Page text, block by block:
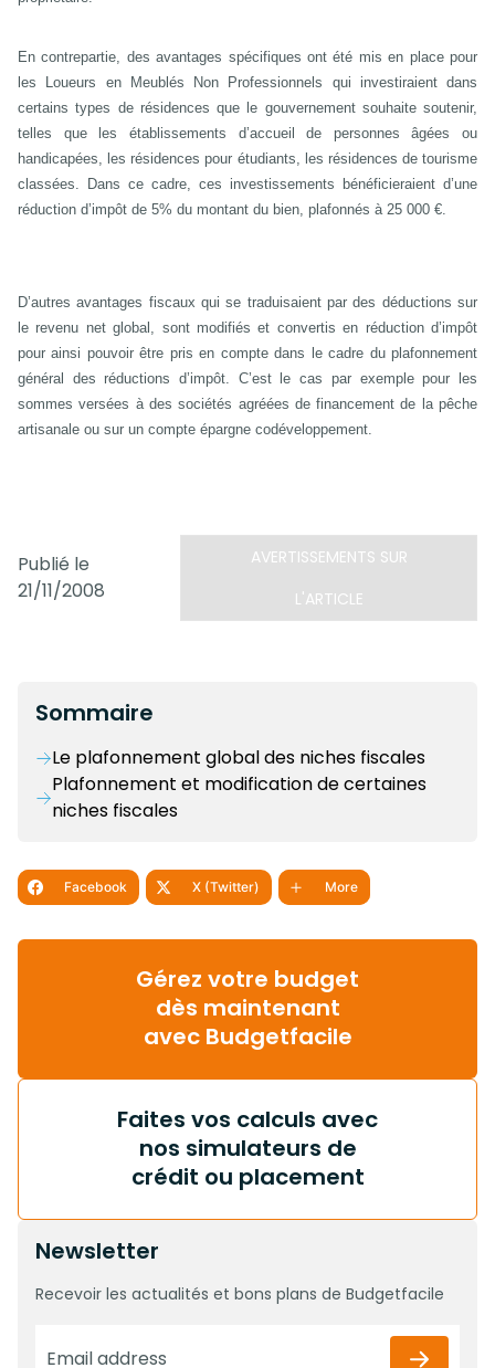
En contrepartie, des avantages spécifiques ont été mis en place pour
les Loueurs en Meublés Non Professionnels qui investiraient dans
certains types de résidences que le gouvernement souhaite soutenir,
telles que les établissements d’accueil de personnes âgées ou
handicapées, les résidences pour étudiants, les résidences de tourisme
classées. Dans ce cadre, ces investissements bénéficieraient d’une
réduction d’impôt de 5% du montant du bien, plafonnés à 25 000 €.
D’autres avantages fiscaux qui se traduisaient par des déductions sur
le revenu net global, sont modifiés et convertis en réduction d’impôt
pour ainsi pouvoir être pris en compte dans le cadre du plafonnement
général des réductions d’impôt. C’est le cas par exemple pour les
sommes versées à dessociétés agréées de financement de la pêche
artisanale ou sur un compte épargne codéveloppement.
Publié le
21/11/2008
AVERTISSEMENTS SUR
L'ARTICLE
Sommaire
Le plafonnement global des niches fiscales
Plafonnement et modification de certaines
niches fiscales
Facebook X (Twitter) More
Gérez votre budget
dès maintenant
avec Budgetfacile
Faites vos calculs avec
nos simulateurs de
crédit ou placement
Newsletter
Recevoir les actualités et bons plans de Budgetfacile